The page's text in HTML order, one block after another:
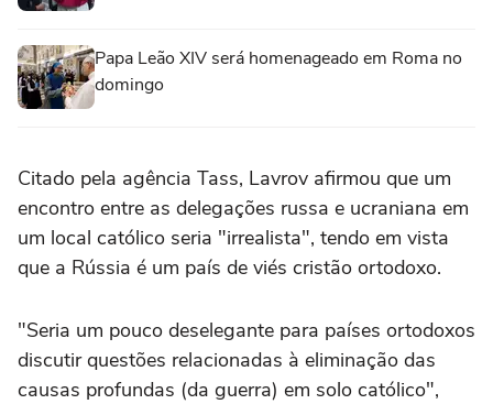
Papa Leão XIV será homenageado em Roma no
domingo
Citado pela agência Tass, Lavrov afirmou que um
encontro entre as delegações russa e ucraniana em
um local católico seria "irrealista", tendo em vista
que a Rússia é um país de viés cristão ortodoxo.
"Seria um pouco deselegante para países ortodoxos
discutir questões relacionadas à eliminação das
causas profundas (da guerra) em solo católico",